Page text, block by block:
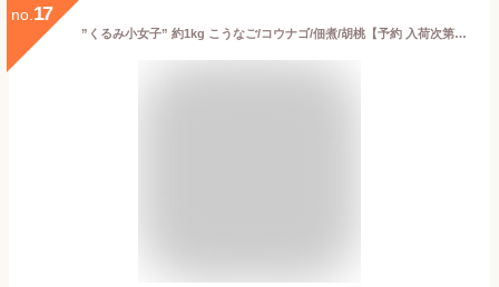
no. 17
”くるみ小女子” 約1kg こうなご/コウナゴ/佃煮/胡桃【予約 入荷次第発送】 送料無料